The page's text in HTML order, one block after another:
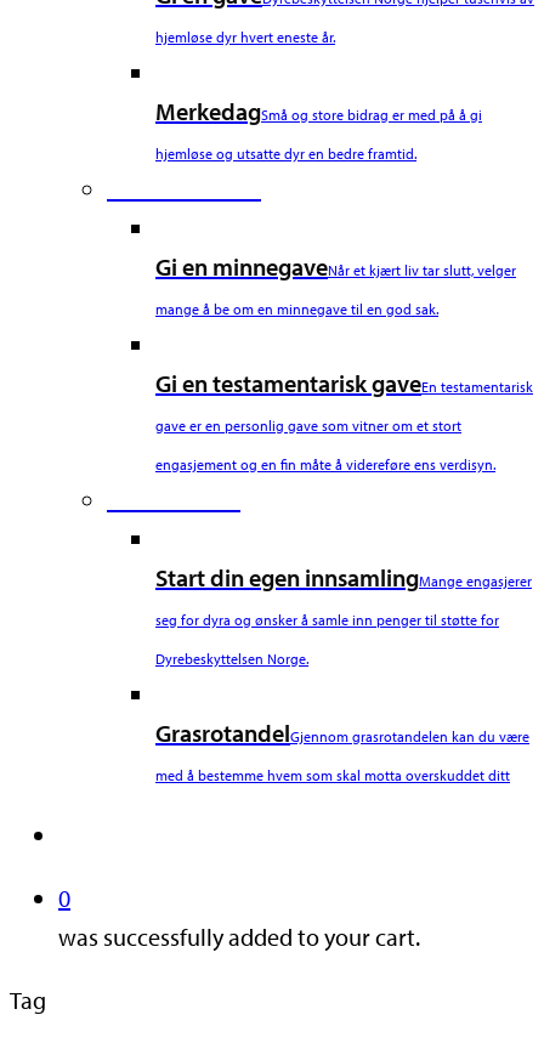
hjemløse dyr hvert eneste år.
MerkedagSmå og store bidrag er med på å gi
hjemløse og utsatte dyr en bedre framtid.
Gi en minnegaveNår et kjært liv tar slutt, velger
mange å be om en minnegave til en god sak.
Gi en testamentarisk gaveEn testamentarisk
gave er en personlig gave som vitner om et stort
engasjement og en fin måte å videreføre ens verdisyn.
Start din egen innsamlingMange engasjerer
seg for dyra og ønsker å samle inn penger til støtte for
Dyrebeskyttelsen Norge.
GrasrotandelGjennom grasrotandelen kan du være
med å bestemme hvem som skal motta overskuddet ditt
0
was successfully added to your cart.
Tag